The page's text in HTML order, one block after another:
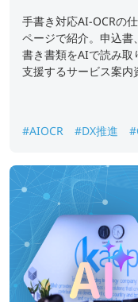
手書き対応AI-OCRの
ページで紹介。申込
書き書類をAIで読み取
支援するサービス案内
#AIOCR #DX推進